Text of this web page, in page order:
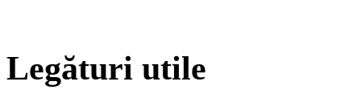
Legături utile